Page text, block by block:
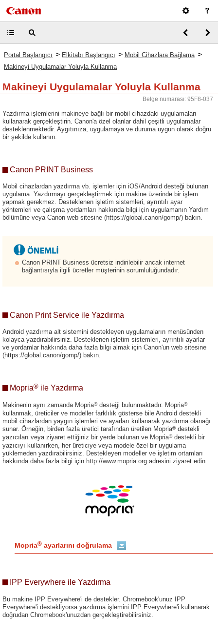
Portal Başlangıcı > Elkitabı Başlangıcı > Mobil Cihazlara Bağlama >
Makineyi Uygulamalar Yoluyla Kullanma
Makineyi Uygulamalar Yoluyla Kullanma
Belge numarası: 95F8-037
Yazdırma işlemlerini makineye bağlı bir mobil cihazdaki uygulamaları
kullanarak gerçekleştirin. Canon'a özel olanlar dahil çeşitli uygulamalar
desteklenmektedir. Aygıtınıza, uygulamaya ve duruma uygun olarak doğru
bir şekilde kullanın.
Canon PRINT Business
Mobil cihazlardan yazdırma vb. işlemler için iOS/Android desteği bulunan
uygulama. Yazdırmayı gerçekleştirmek için makine üzerinde bir işlem
yapmak gerekmez. Desteklenen işletim sistemleri, ayrıntılı ayar
yöntemleri ve çalışma yordamları hakkında bilgi için uygulamanın Yardım
bölümüne veya Canon web sitesine (https://global.canon/gomp/) bakın.
Canon PRINT Business ücretsiz indirilebilir ancak internet
bağlantısıyla ilgili ücretler müşterinin sorumluluğundadır.
Canon Print Service ile Yazdırma
Android yazdırma alt sistemini destekleyen uygulamaların menüsünden
kolayca yazdırabilirsiniz. Desteklenen işletim sistemleri, ayrıntılı ayarlar
ve yordamlar hakkında daha fazla bilgi almak için Canon'un web sitesine
(https://global.canon/gomp/) bakın.
Mopria® ile Yazdırma
Makinenin aynı zamanda Mopria®desteği bulunmaktadır. Mopria®
kullanmak, üreticiler ve modeller farklılık gösterse bile Android destekli
mobil cihazlardan yaygın işlemleri ve ayarları kullanarak yazdırma olanağı
sunar. Örneğin, birden fazla üretici tarafından üretilen Mopria®destekli
yazıcıları veya ziyaret ettiğiniz bir yerde bulunan ve Mopria®destekli bir
yazıcıyı kullanırken, her üreticiye veya modele özel bir uygulama
yüklemeden yazdırabilirsiniz. Destekleyen modeller ve işletim ortamları
hakkında daha fazla bilgi için http://www.mopria.org adresini ziyaret edin.
Mopria® ayarlarını doğrulama
IPP Everywhere ile Yazdırma
Bu makine IPP Everywhere'i de destekler. Chromebook'unuz IPP
Everywhere'i destekliyorsa yazdırma işlemini IPP Everywhere'i kullanarak
doğrudan Chromebook'unuzdan gerçekleştirebilirsiniz.